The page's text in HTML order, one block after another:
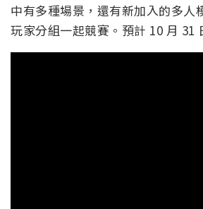
中有多種場景，還有新加入的多人
玩家分組一起競賽。預計 10 月 31